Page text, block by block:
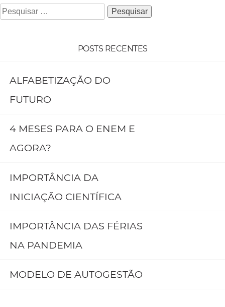
POSTS RECENTES
ALFABETIZAÇÃO DO
FUTURO
4 MESES PARA O ENEM E
AGORA?
IMPORTÂNCIA DA
INICIAÇÃO CIENTÍFICA
IMPORTÂNCIA DAS FÉRIAS
NA PANDEMIA
MODELO DE AUTOGESTÃO